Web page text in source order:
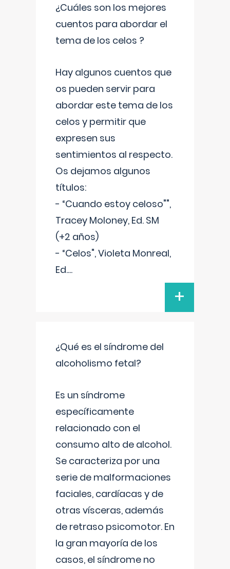
¿Cuáles son los mejores
cuentos para abordar el
tema de los celos ?
Hay algunos cuentos que
os pueden servir para
abordar este tema de los
celos y permitir que
expresen sus
sentimientos al respecto.
Os dejamos algunos
títulos:
- “Cuando estoy celoso"",
Tracey Moloney, Ed. SM
(+2 años)
- “Celos", Violeta Monreal,
Ed....
+
¿Qué es el síndrome del
alcoholismo fetal?
Es un síndrome
específicamente
relacionado con el
consumo alto de alcohol.
Se caracteriza por una
serie de malformaciones
faciales, cardíacas y de
otras vísceras, además
de retraso psicomotor. En
la gran mayoría de los
casos, el síndrome no